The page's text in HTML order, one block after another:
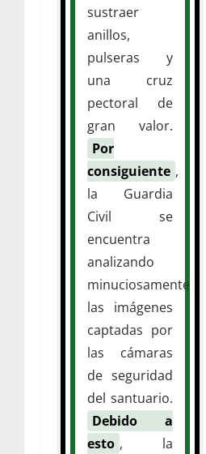
sustraer
anillos,
pulseras y
una cruz
pectoral de
gran valor.
Por
consiguiente ,
la Guardia
Civil se
encuentra
analizando
minuciosamente
las imágenes
captadas por
las cámaras
de seguridad
del santuario.
Debido a
esto , la